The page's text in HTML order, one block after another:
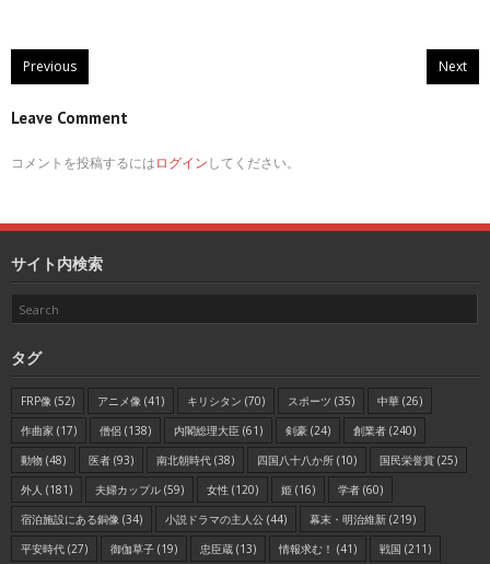
Previous Next
Leave Comment
コメントを投稿するにはログインしてください。
サイト内検索
タグ
FRP像 (52) アニメ像 (41) キリシタン (70) スポーツ (35) 中華 (26)
作曲家 (17) 僧侶 (138) 内閣総理大臣 (61) 剣豪 (24) 創業者 (240)
動物 (48) 医者 (93) 南北朝時代 (38) 四国八十八か所 (10) 国民栄誉賞 (25)
外人 (181) 夫婦カップル (59) 女性 (120) 姫 (16) 学者 (60)
宿泊施設にある銅像 (34) 小説ドラマの主人公 (44) 幕末・明治維新 (219)
平安時代 (27) 御伽草子 (19) 忠臣蔵 (13) 情報求む！ (41) 戦国 (211)